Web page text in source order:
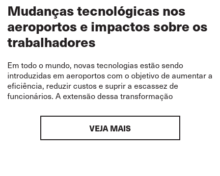
Mudanças tecnológicas nos
aeroportos e impactos sobre os
trabalhadores
Em todo o mundo, novas tecnologias estão sendo
introduzidas em aeroportos com o objetivo de aumentar a
eficiência, reduzir custos e suprir a escassez de
funcionários. A extensão dessa transformação
VEJA MAIS